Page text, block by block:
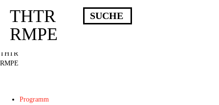
Deprecated : Die Funktion post_permalink ist seit Version 4.4.0 veraltet!
Verwende stattdessen get_permalink(). in
/homepages/10/d43051023/htdocs/wordpress/wp-includes/functions.php
THTR
RMPE
Programm
THTR
RMPE